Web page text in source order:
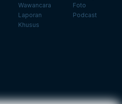
Wawancara
Laporan
Khusus
Foto
Podcast